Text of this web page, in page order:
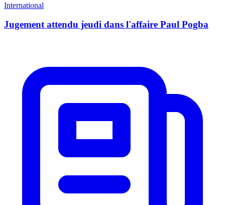
International
Jugement attendu jeudi dans l'affaire Paul Pogba